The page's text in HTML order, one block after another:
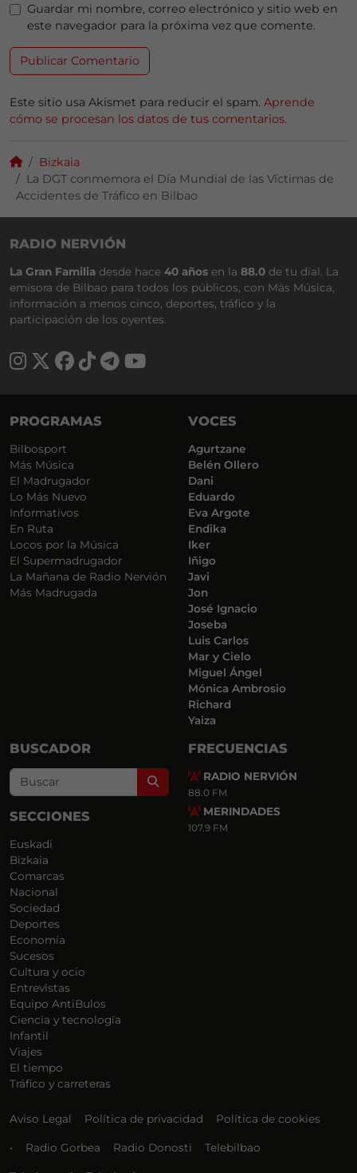
Guardar mi nombre, correo electrónico y sitio web en
este navegador para la próxima vez que comente.
Este sitio usa Akismet para reducir el spam. Aprende
cómo se procesan los datos de tus comentarios.
Bizkaia
La DGT conmemora el Día Mundial de las Víctimas de
Accidentes de Tráfico en Bilbao
RADIO NERVIÓN
La Gran Familia desde hace 40 años en la 88.0 de tu dial. La
emisora de Bilbao para todos los públicos, con Más Música,
información a menos cinco, deportes, tráfico y la
participación de los oyentes.
PROGRAMAS
Bilbosport
Más Música
El Madrugador
Lo Más Nuevo
Informativos
En Ruta
Locos por la Música
El Supermadrugador
La Mañana de Radio Nervión
Más Madrugada
VOCES
Agurtzane
Belén Ollero
Dani
Eduardo
Eva Argote
Endika
Iker
Iñigo
Javi
Jon
José Ignacio
Joseba
Luis Carlos
Mar y Cielo
Miguel Ángel
Mónica Ambrosio
Richard
Yaiza
BUSCADOR
Search
SECCIONES
Euskadi
Bizkaia
Comarcas
Nacional
Sociedad
Deportes
Economía
Sucesos
Cultura y ocio
Entrevistas
Equipo AntiBulos
Ciencia y tecnología
Infantil
Viajes
El tiempo
Tráfico y carreteras
FRECUENCIAS
RADIO NERVIÓN
88.0 FM
MERINDADES
107.9 FM
Aviso Legal Política de privacidad Política de cookies
• Radio Gorbea Radio Donosti Telebilbao